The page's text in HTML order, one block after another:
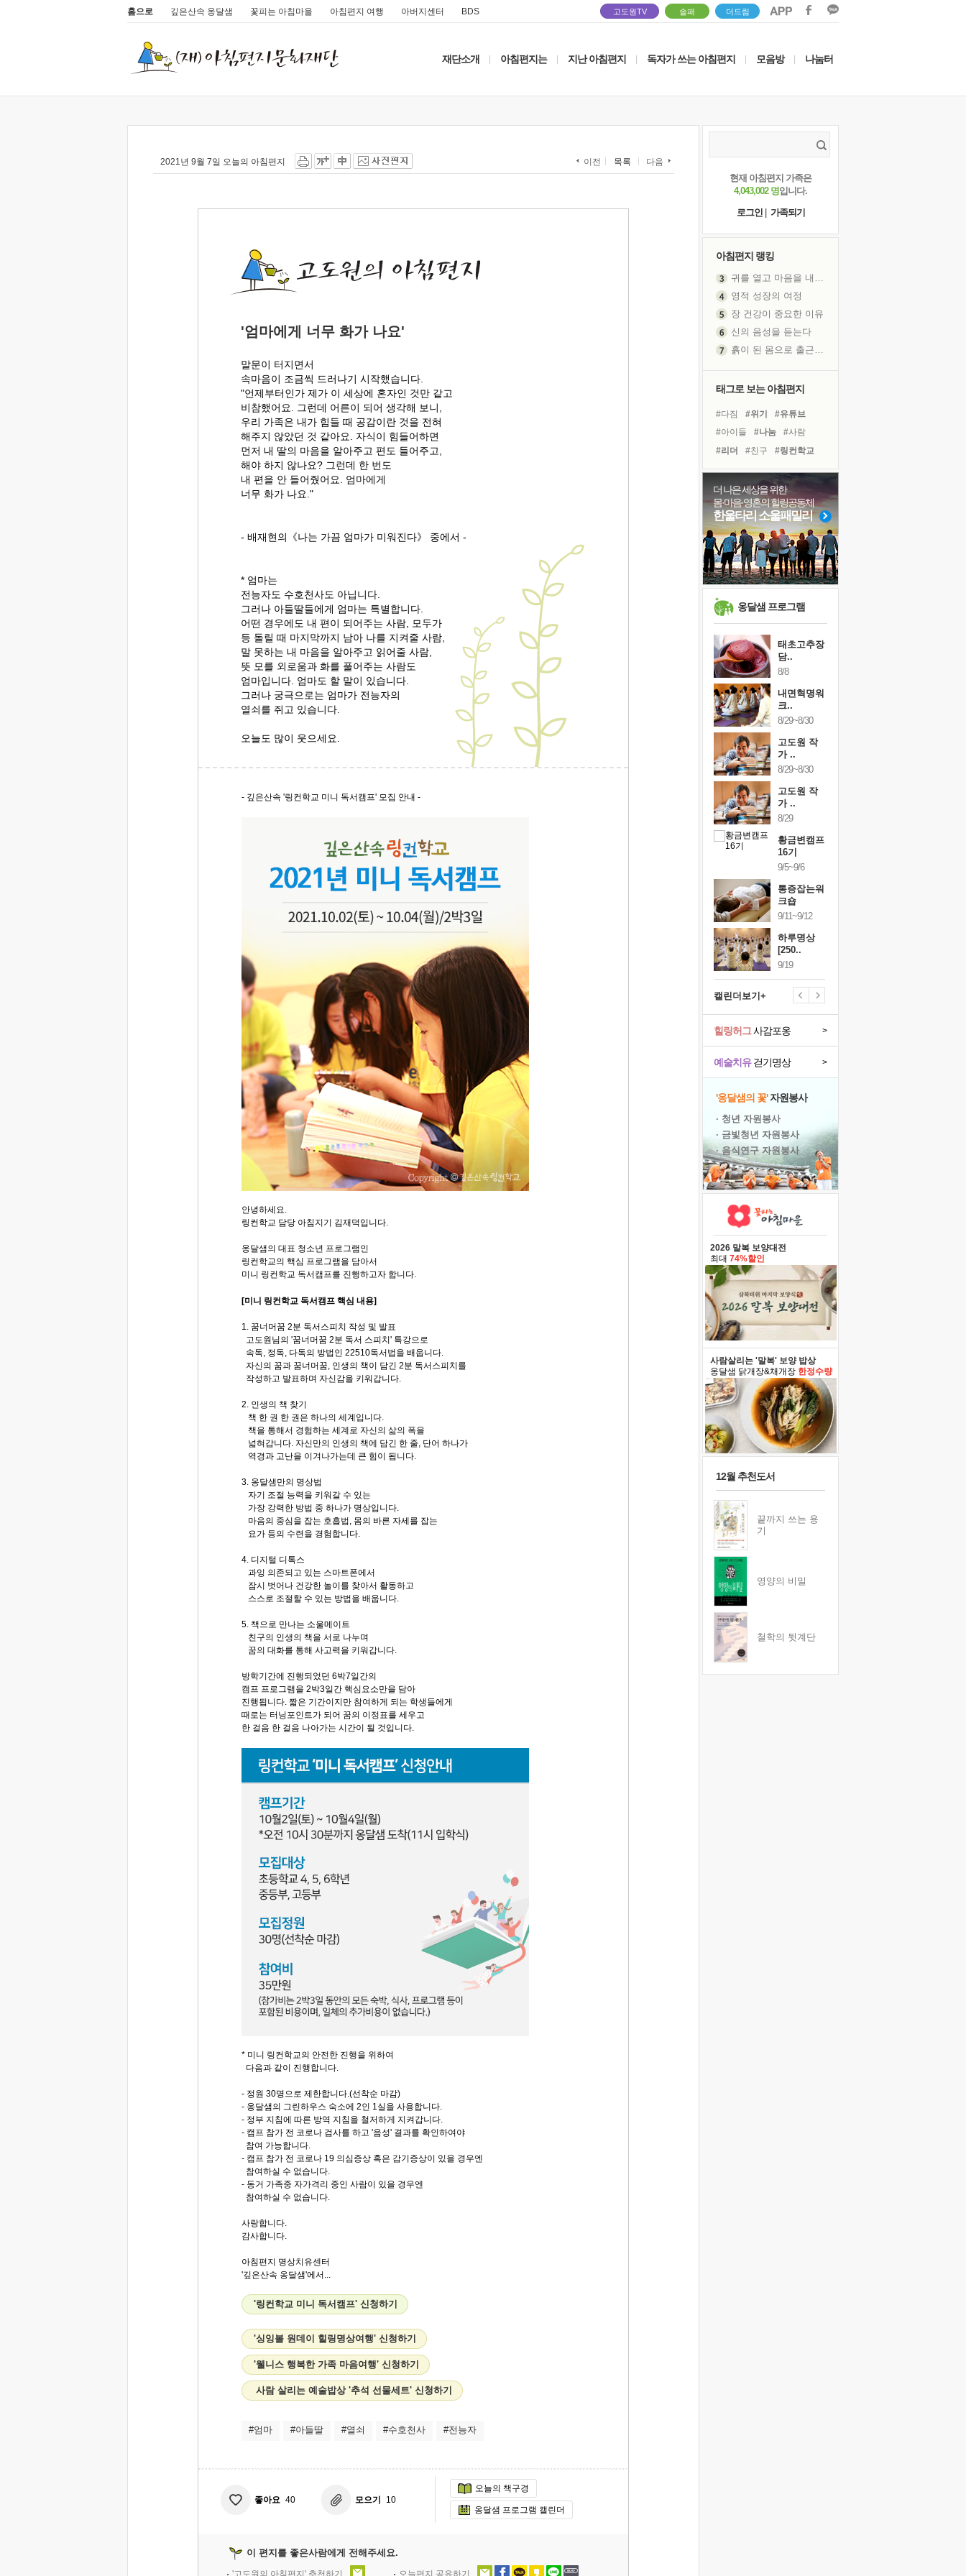
홈으로 깊은산속 옹달샘 꽃피는 아침마을 아침편지 여행 아버지센터 BDS 고도원TV 솔패 더드림
재단소개 아침편지는 지난 아침편지 독자가 쓰는 아침편지 모음방 나눔터
2021년 9월 7일 오늘의 아침편지 이전 목록 다음
'엄마에게 너무 화가 나요'
말문이 터지면서
속마음이 조금씩 드러나기 시작했습니다.
"언제부터인가 제가 이 세상에 혼자인 것만 같고
비참했어요. 그런데 어른이 되어 생각해 보니,
우리 가족은 내가 힘들 때 공감이란 것을 전혀
해주지 않았던 것 같아요. 자식이 힘들어하면
먼저 내 딸의 마음을 알아주고 편도 들어주고,
해야 하지 않나요? 그런데 한 번도
내 편을 안 들어줬어요. 엄마에게
너무 화가 나요."
- 배재현의《나는 가끔 엄마가 미워진다》 중에서 -
* 엄마는
전능자도 수호천사도 아닙니다.
그러나 아들딸들에게 엄마는 특별합니다.
어떤 경우에도 내 편이 되어주는 사람, 모두가
등 돌릴 때 마지막까지 남아 나를 지켜줄 사람,
말 못하는 내 마음을 알아주고 읽어줄 사람,
뜻 모를 외로움과 화를 풀어주는 사람도
엄마입니다. 엄마도 할 말이 있습니다.
그러나 궁극으로는 엄마가 전능자의
열쇠를 쥐고 있습니다.
오늘도 많이 웃으세요.
- 깊은산속 '링컨학교 미니 독서캠프' 모집 안내 -
안녕하세요.
링컨학교 담당 아침지기 김재덕입니다.
옹달샘의 대표 청소년 프로그램인
링컨학교의 핵심 프로그램을 담아서
미니 링컨학교 독서캠프를 진행하고자 합니다.
[미니 링컨학교 독서캠프 핵심 내용]
1. 꿈너머꿈 2분 독서스피치 작성 및 발표
고도원님의 '꿈너머꿈 2분 독서 스피치' 특강으로
속독, 정독, 다독의 방법인 22510독서법을 배웁니다.
자신의 꿈과 꿈너머꿈, 인생의 책이 담긴 2분 독서스피치를
작성하고 발표하며 자신감을 키워갑니다.
2. 인생의 책 찾기
책 한 권 한 권은 하나의 세계입니다.
책을 통해서 경험하는 세계로 자신의 삶의 폭을
넓혀갑니다. 자신만의 인생의 책에 담긴 한 줄, 단어 하나가
역경과 고난을 이겨나가는데 큰 힘이 됩니다.
3. 옹달샘만의 명상법
자기 조절 능력을 키워갈 수 있는
가장 강력한 방법 중 하나가 명상입니다.
마음의 중심을 잡는 호흡법, 몸의 바른 자세를 잡는
요가 등의 수련을 경험합니다.
4. 디지털 디톡스
과잉 의존되고 있는 스마트폰에서
잠시 벗어나 건강한 놀이를 찾아서 활동하고
스스로 조절할 수 있는 방법을 배웁니다.
5. 책으로 만나는 소울메이트
친구의 인생의 책을 서로 나누며
꿈의 대화를 통해 사고력을 키워갑니다.
방학기간에 진행되었던 6박7일간의
캠프 프로그램을 2박3일간 핵심요소만을 담아
진행됩니다. 짧은 기간이지만 참여하게 되는 학생들에게
때로는 터닝포인트가 되어 꿈의 이정표를 세우고
한 걸음 한 걸음 나아가는 시간이 될 것입니다.
* 미니 링컨학교의 안전한 진행을 위하여
다음과 같이 진행합니다.
- 정원 30명으로 제한합니다.(선착순 마감)
- 옹달샘의 그린하우스 숙소에 2인 1실을 사용합니다.
- 정부 지침에 따른 방역 지침을 철저하게 지켜갑니다.
- 캠프 참가 전 코로나 검사를 하고 '음성' 결과를 확인하여야
참여 가능합니다.
- 캠프 참가 전 코로나 19 의심증상 혹은 감기증상이 있을 경우엔
참여하실 수 없습니다.
- 동거 가족중 자가격리 중인 사람이 있을 경우엔
참여하실 수 없습니다.
사랑합니다.
감사합니다.
아침편지 명상치유센터
'깊은산속 옹달샘'에서...
'링컨학교 미니 독서캠프' 신청하기
'싱잉볼 원데이 힐링명상여행' 신청하기
'웰니스 행복한 가족 마음여행' 신청하기
사람 살리는 예술밥상 '추석 선물세트' 신청하기
#엄마 #아들딸 #열쇠 #수호천사 #전능자
좋아요 40 모으기 10
오늘의 책구경
옹달샘 프로그램 캘린더
이 편지를 좋은사람에게 전해주세요.
'고도원의 아침편지' 추천하기 오늘편지 공유하기
현재 아침편지 가족은
4,043,002 명입니다.
로그인
가족되기
아침편지 랭킹
영적 성장의 여정
장 건강이 중요한 이유
신의 음성을 듣는다
극과 극의 양 끝단
극심한 변비, 어깨결림, 수면 장애
보고 싶은 어머니
유년 시절의 부산 영도 바다
못된 꼰대들
거울 속의 나
희망이란
'모른다'는 것
귀를 열고 마음을 내어주고
태그로 보는 아침편지
#다짐 #위기
#유튜브
#아이들
#나눔
#사람
#리더
#친구
#링컨학교
#선택
#면역력
#힐링
#계획
#바이러스
#건강
#삶
#극복 #희망
#독서
#독서캠프
#도움
더 나은 세상을 위한
몸·마음·영혼의 힐링공동체
한울타리 소울패밀리
옹달샘 프로그램
태초고추장
담..
8/8
내면혁명워
크..
8/29~8/30
고도원 작
가 ..
8/29~8/30
고도원 작
가 ..
8/29
황금변캠프
16기
9/5~9/6
통증잡는워
크숍
9/11~9/12
하루명상
[250..
9/19
캘린더보기+
예술치유걷기명상 >
힐링허그사감포옹 >
'옹달샘의 꽃'자원봉사
· 청년 자원봉사
· 금빛청년 자원봉사
· 음식연구 자원봉사
2026 말복 보양대전
최대 74%할인
사람살리는 '말복' 보양 밥상
옹달샘 닭개장&채개장 한정수량
12월 추천도서
끝까지 쓰는 용
기
영양의 비밀
철학의 뒷계단